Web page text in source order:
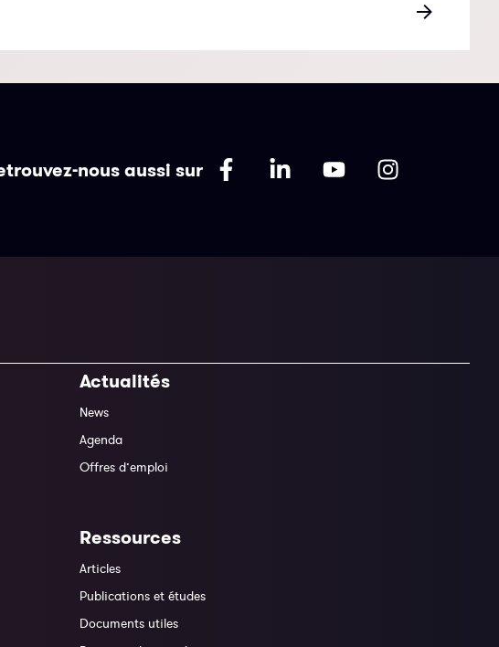
nous aussi sur
Actualités
News
Agenda
Offres d’emploi
Ressources
Articles
Publications et études
Documents utiles